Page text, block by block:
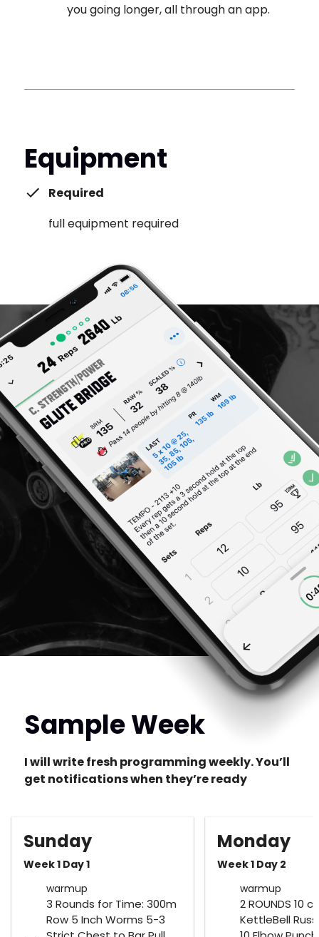
you going longer, all through an app.
Equipment
Required
full equipment required
Sample Week
I will write fresh programming weekly. You’ll
get notifications when they’re ready
Sunday
Week 1 Day 1
warmup
3 Rounds for Time: 300m
Row 5 Inch Worms 5-3
Monday
Week 1 Day 2
warmup
2 ROUNDS 10
KettleBell